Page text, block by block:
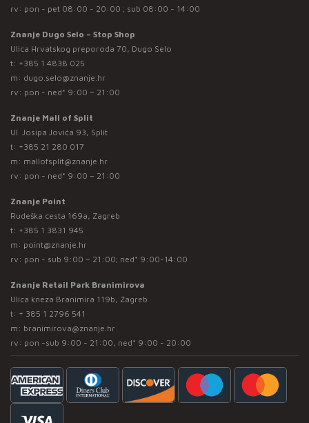
rv: pon - pet 08:00 - 20:00 ; sub 08:00 - 14:00
Znanje Dugo Selo – Stop Shop
Ulica Hrvatskog preporoda 70, Dugo Selo
t: +385 1 4838 025
m: dugo.selo@znanje.hr
rv: pon - ned* 9:00 – 21:00
Znanje Mall of Split
Ul. Josipa Jovića 93, Split
t: +385 21 280 017
m: mallofsplit@znanje.hr
rv: pon - ned* 9:00 – 21:00
Znanje Point
Rudeška cesta 169a, Zagreb
t: +385 1 3831 945
m: point@znanje.hr
rv: pon - sub 9:00 – 21:00; ned* 9:00-14:00
Znanje Retail Park Branimirova
Ulica kneza Branimira 119b, Zagreb
t: + 385 1 2796 541
m: branimirova@znanje.hr
rv: pon -sub 9:00 - 21:00, ned* 9:00 - 20:00